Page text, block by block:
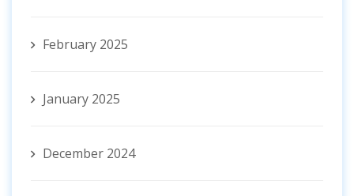
February 2025
January 2025
December 2024